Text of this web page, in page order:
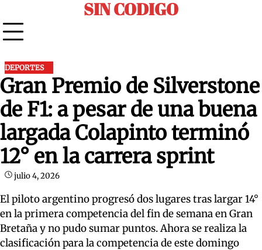
to
content
SIN CODIGO
DEPORTES
Gran Premio de Silverstone
de F1: a pesar de una buena
largada Colapinto terminó
12° en la carrera sprint
julio 4, 2026
El piloto argentino progresó dos lugares tras largar 14°
en la primera competencia del fin de semana en Gran
Bretaña y no pudo sumar puntos. Ahora se realiza la
clasificación para la competencia de este domingo